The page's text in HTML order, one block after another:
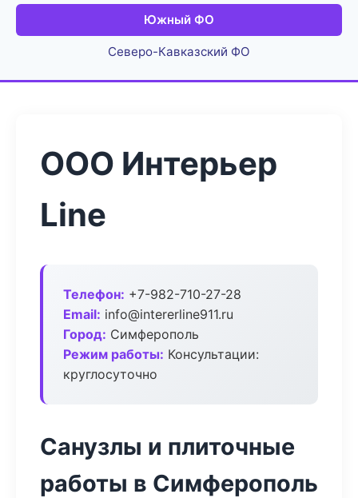
Южный ФО
Северо-Кавказский ФО
ООО Интерьер
Line
Телефон: +7-982-710-27-28
Email: info@intererline911.ru
Город: Симферополь
Режим работы: Консультации:
круглосуточно
Санузлы и плиточные
работы в Симферополь